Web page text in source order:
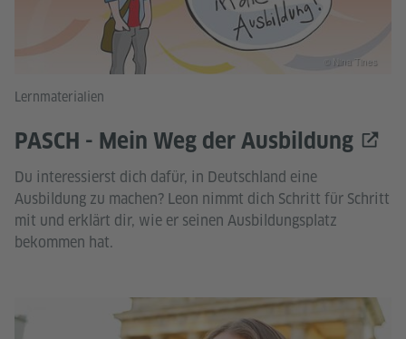
Lernmaterialien
PASCH - Mein Weg der Ausbildung
Du interessierst dich dafür, in Deutschland eine
Ausbildung zu machen? Leon nimmt dich Schritt für Schritt
mit und erklärt dir, wie er seinen Ausbildungsplatz
bekommen hat.
© Nina Tines